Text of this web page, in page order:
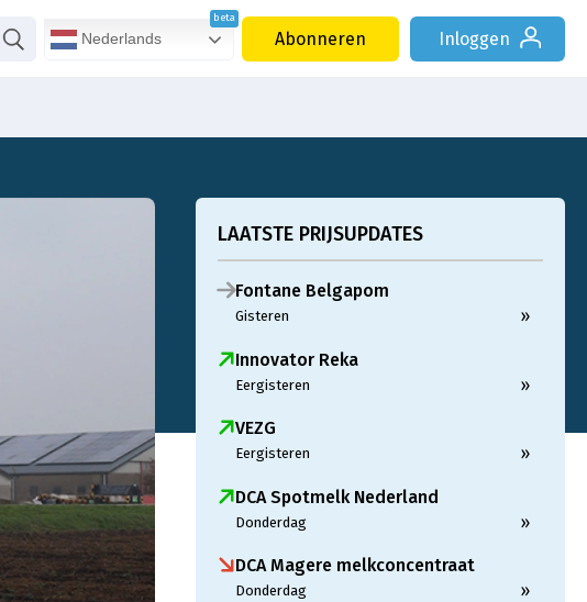
Nederlands Abonneren Inloggen
LAATSTE PRIJSUPDATES
Fontane Belgapom
Gisteren »
Innovator Reka
Eergisteren »
VEZG
Eergisteren »
DCA Spotmelk Nederland
Donderdag »
DCA Magere melkconcentraat
Donderdag »